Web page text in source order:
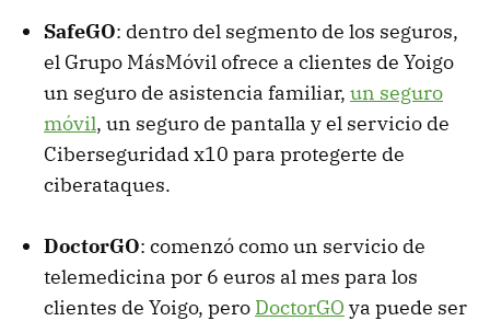
SafeGO: dentro del segmento de los seguros,
el Grupo MásMóvil ofrece a clientes de Yoigo
un seguro de asistencia familiar, un seguro
móvil, un seguro de pantalla y el servicio de
Ciberseguridad x10 para protegerte de
ciberataques.
DoctorGO: comenzó como un servicio de
telemedicina por 6 euros al mes para los
clientes de Yoigo, pero DoctorGO ya puede ser